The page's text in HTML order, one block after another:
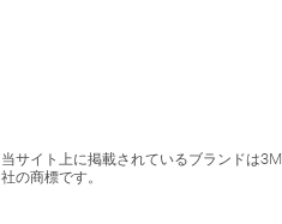
当サイト上に掲載されているブランドは3M
社の商標です。